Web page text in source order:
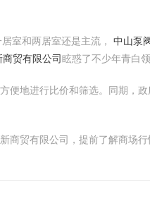
居室和两居室还是主流， 中山泵
商贸有限公司眩惑了不少年青白
地进行比价和筛选。同期，
贸有限公司，提前了解商场